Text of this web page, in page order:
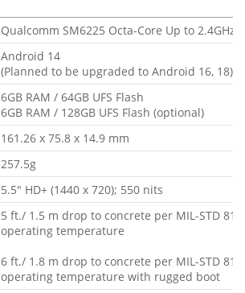
Qualcomm SM6225 Octa-Core Up to 2.4GHz
Android 14
(Planned to be upgraded to Android 16, 18)
6GB RAM / 64GB UFS Flash
6GB RAM / 128GB UFS Flash (optional)
161.26 x 75.8 x 14.9 mm
257.5g
5.5" HD+ (1440 x 720); 550 nits
5 ft./ 1.5 m drop to concrete per MIL-STD
operating temperature
6 ft./ 1.8 m drop to concrete per MIL-STD
operating temperature with rugged boot